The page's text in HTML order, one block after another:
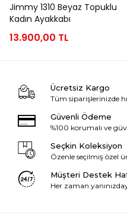
Jimmy 1310 Beyaz Topuklu
Kadın Ayakkabı
13.900,00 TL
Ücretsiz Kargo
Tüm siparişlerinizde
Güvenli Ödeme
%100 korumalı ve
Seçkin Koleksiyon
Özenle seçilmiş özel
Müşteri Destek
Her zaman